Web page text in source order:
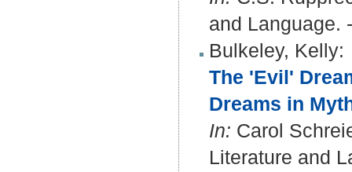
and Language.
Bulkeley, Kelly:
The 'Evil'
Dreams in
In: Carol
Literature and